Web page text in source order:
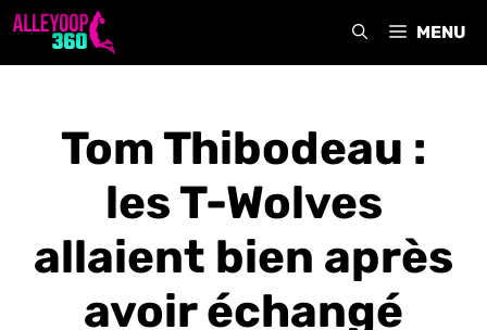
Aller
MENU
Tom Thibodeau :
les T-Wolves
allaient bien après
avoir échangé